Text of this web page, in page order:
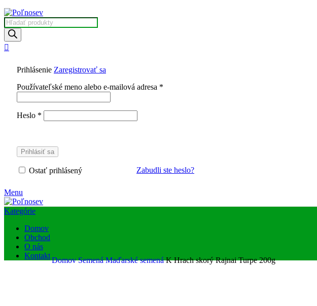
Prihlásenie Zaregistrovať sa
Používateľské meno alebo e-mailová adresa *
Heslo *
Prihlásiť sa
Zabudli ste heslo?
Ostať prihlásený
Menu
Kategórie
Domov
Obchod
O nás
Kontakt
DomovSemenáMaďarské semenáK Hrach skorý Rajnai Turpe 200g